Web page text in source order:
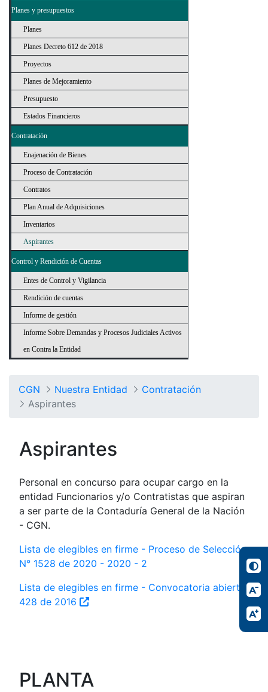
Planes y presupuestos
Planes
Planes Decreto 612 de 2018
Proyectos
Planes de Mejoramiento
Presupuesto
Estados Financieros
Contratación
Enajenación de Bienes
Proceso de Contratación
Contratos
Plan Anual de Adquisiciones
Inventarios
Aspirantes
Control y Rendición de Cuentas
Entes de Control y Vigilancia
Rendición de cuentas
Informe de gestión
Informe Sobre Demandas y Procesos Judiciales Activos
en Contra la Entidad
CGN Nuestra Entidad
Contratación
Aspirantes
Aspirantes
Personal en concurso para ocupar cargo en la
entidad Funcionarios y/o Contratistas que aspiran
a ser parte de la Contaduría General de la Nación
- CGN.
Lista de elegibles en firme - Proceso de Selección
N° 1528 de 2020 - 2020 - 2
Lista de elegibles en firme - Convocatoria abierta
428 de 2016
PLANTA